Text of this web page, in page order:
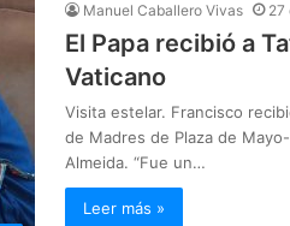
Manuel Caballero Vivas 27
El Papa recibió a
Vaticano
Visita estelar. Francisco
de Madres de Plaza de
Almeida. “Fue un…
Leer más »